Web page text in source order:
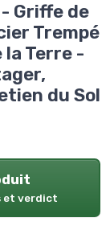
Griffe de
Trempé
Terre -
du Sol
et verdict